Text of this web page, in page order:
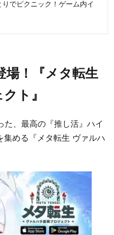
でピクニック！ゲーム内イ
場！『メタ転生
ト』
た、最高の『推し活』ハイ
集める『メタ転生 ヴァルハ